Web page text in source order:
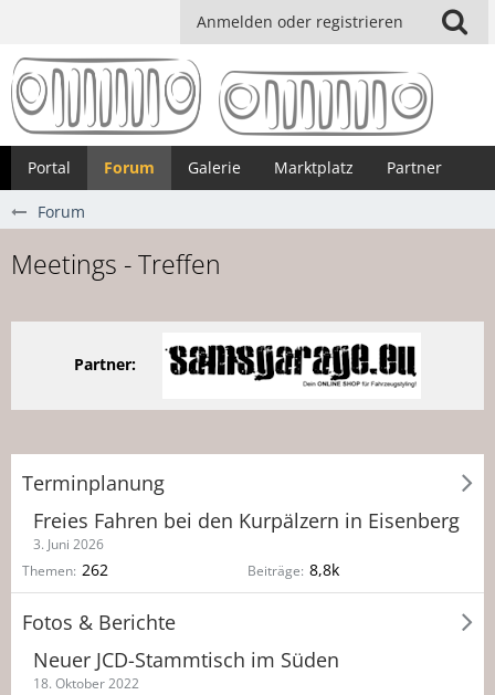
Anmelden oder registrieren
Portal Forum Galerie Marktplatz Partner
Forum
Meetings - Treffen
Partner:
Terminplanung
Themen 262 Beiträge 8,8k
Freies Fahren bei den Kurpälzern in Eisenberg
3. Juni 2026
Fotos & Berichte
Neuer JCD-Stammtisch im Süden
18. Oktober 2022